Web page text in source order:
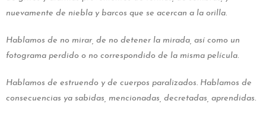
nuevamente de niebla y barcos que se acercan a la orilla.
Hablamos de no mirar, de no detener la mirada, así como un
fotograma perdido o no correspondido de la misma película.
Hablamos de estruendo y de cuerpos paralizados. Hablamos de
consecuencias ya sabidas, mencionadas, decretadas, aprendidas.